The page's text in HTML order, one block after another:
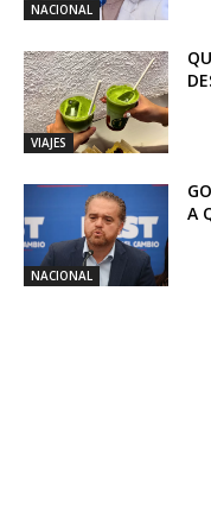
NACIONAL
VIAJES
NACIONAL
A